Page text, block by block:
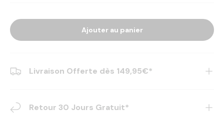
Ajouter au panier
Livraison Offerte dès 149,95€*
Retour 30 Jours Gratuit*